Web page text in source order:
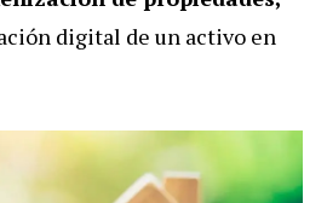
digital de un activo en